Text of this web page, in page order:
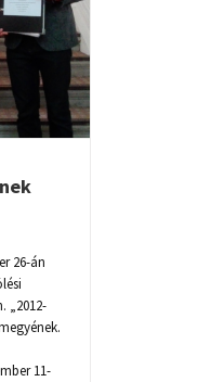
26-án
„2012-
11-